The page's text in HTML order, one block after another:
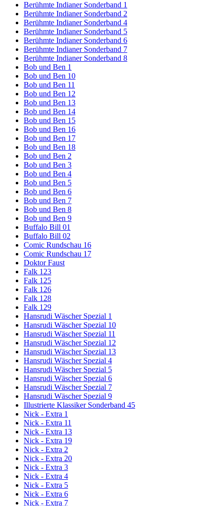
Berühmte Indianer Sonderband 1
Berühmte Indianer Sonderband 2
Berühmte Indianer Sonderband 4
Berühmte Indianer Sonderband 5
Berühmte Indianer Sonderband 6
Berühmte Indianer Sonderband 7
Berühmte Indianer Sonderband 8
Bob und Ben 1
Bob und Ben 10
Bob und Ben 11
Bob und Ben 12
Bob und Ben 13
Bob und Ben 14
Bob und Ben 15
Bob und Ben 16
Bob und Ben 17
Bob und Ben 18
Bob und Ben 2
Bob und Ben 3
Bob und Ben 4
Bob und Ben 5
Bob und Ben 6
Bob und Ben 7
Bob und Ben 8
Bob und Ben 9
Buffalo Bill 01
Buffalo Bill 02
Comic Rundschau 16
Comic Rundschau 17
Doktor Faust
Falk 123
Falk 125
Falk 126
Falk 128
Falk 129
Hansrudi Wäscher Spezial 1
Hansrudi Wäscher Spezial 10
Hansrudi Wäscher Spezial 11
Hansrudi Wäscher Spezial 12
Hansrudi Wäscher Spezial 13
Hansrudi Wäscher Spezial 4
Hansrudi Wäscher Spezial 5
Hansrudi Wäscher Spezial 6
Hansrudi Wäscher Spezial 7
Hansrudi Wäscher Spezial 9
Illustrierte Klassiker Sonderband 45
Nick - Extra 1
Nick - Extra 11
Nick - Extra 13
Nick - Extra 19
Nick - Extra 2
Nick - Extra 20
Nick - Extra 3
Nick - Extra 4
Nick - Extra 5
Nick - Extra 6
Nick - Extra 7